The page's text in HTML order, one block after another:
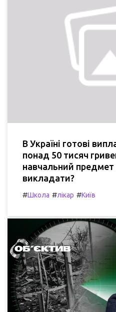
В Україні готові
понад 50 тисяч
навчальний предмет
викладати?
#Школа #лікар #Київ